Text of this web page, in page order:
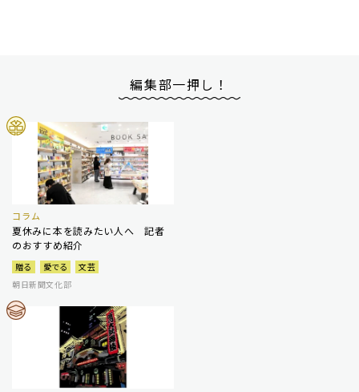
編集部一押し！
コラム
夏休みに本を読みたい人へ 記者
のおすすめ紹介
贈る 愛でる
文芸
朝日新聞文化部